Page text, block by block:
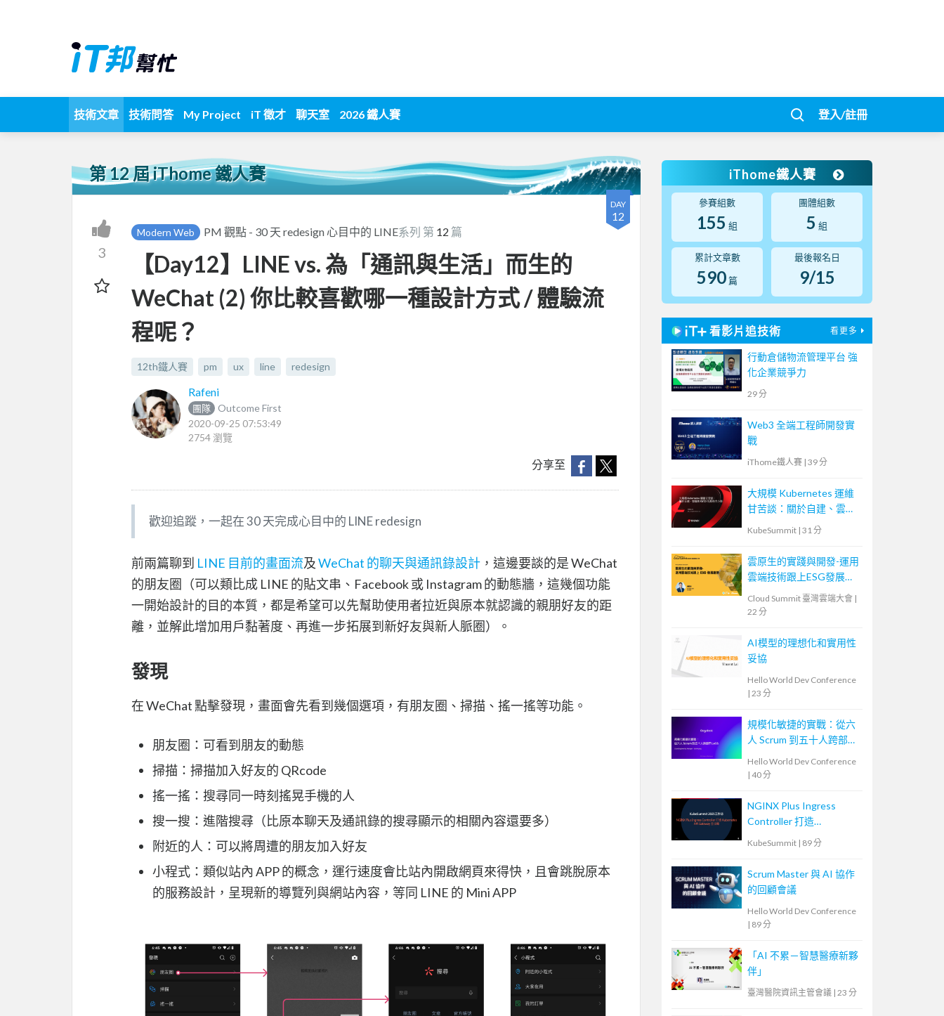
技術文章 技術問答 My Project iT 徵才 聊天室 2026 鐵人賽 登入/註冊
第 12 屆 iThome 鐵人賽
DAY
12
3
Modern Web PM 觀點 - 30 天 redesign 心目中的 LINE系列 第 12 篇
【Day12】LINE vs. 為「通訊與生活」而生的
WeChat (2) 你比較喜歡哪一種設計方式 / 體驗流
程呢？
12th鐵人賽 pm ux line redesign
Rafeni
團隊
Outcome First
2020-09-25 07:53:49
2754 瀏覽
分享至
歡迎追蹤，一起在 30 天完成心目中的 LINE redesign
前兩篇聊到 LINE 目前的畫面流及WeChat 的聊天與通訊錄設計 ，這邊要談的是 WeChat
的朋友圈（可以類比成 LINE 的貼文串、Facebook 或 Instagram 的動態牆，這幾個功能
一開始設計的目的本質，都是希望可以先幫助使用者拉近與原本就認識的親朋好友的距
離，並解此增加用戶黏著度、再進一步拓展到新好友與新人脈圈）。
發現
在 WeChat 點擊發現，畫面會先看到幾個選項，有朋友圈、掃描、搖一搖等功能。
朋友圈：可看到朋友的動態
掃描：掃描加入好友的 QRcode
搖一搖：搜尋同一時刻搖晃手機的人
搜一搜：進階搜尋（比原本聊天及通訊錄的搜尋顯示的相關內容還要多）
附近的人：可以將周遭的朋友加入好友
小程式：類似站內 APP 的概念，運行速度會比站內開啟網頁來得快，且會跳脫原本
的服務設計，呈現新的導覽列與網站內容，等同 LINE 的 Mini APP
iThome鐵人賽
參賽組數
155 組
團體組數
5 組
累計文章數
590 篇
最後報名日
9/15
看影片追技術 看更多
行動倉儲物流管理平台 強
化企業競爭力
29 分
Web3 全端工程師開發實
戰
iThome鐵人賽 | 39 分
大規模 Kubernetes 運維
甘苦談：關於自建、雲端
和 CI/CD 的那些大小事
KubeSummit | 31 分
雲原生的實踐與開發-運用
雲端技術跟上ESG發展趨
Cloud Summit 臺灣雲端大會 |
22 分
AI模型的理想化和實用性
妥協
Hello World Dev Conference
| 23 分
規模化敏捷的實戰：從六
人 Scrum 到五十人跨部門
Hello World Dev Conference
| 40 分
NGINX Plus Ingress
Controller 打造
Kubernetes API
KubeSummit | 89 分
Scrum Master 與 AI 協作
的回顧會議
Hello World Dev Conference
| 89 分
「AI 不累－智慧醫療新夥
伴」
臺灣醫院資訊主管會議 | 23 分